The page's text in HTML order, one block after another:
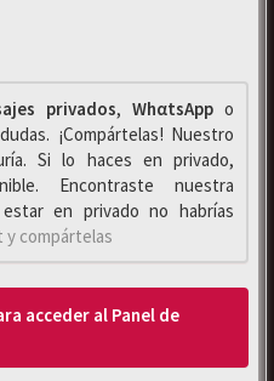
privados, WhαtsAppo
¡Compártelas! Nuestro
Si lo haces en privado,
Encontraste nuestra
en privado no habrías
y compártelas
acceder al Panel de